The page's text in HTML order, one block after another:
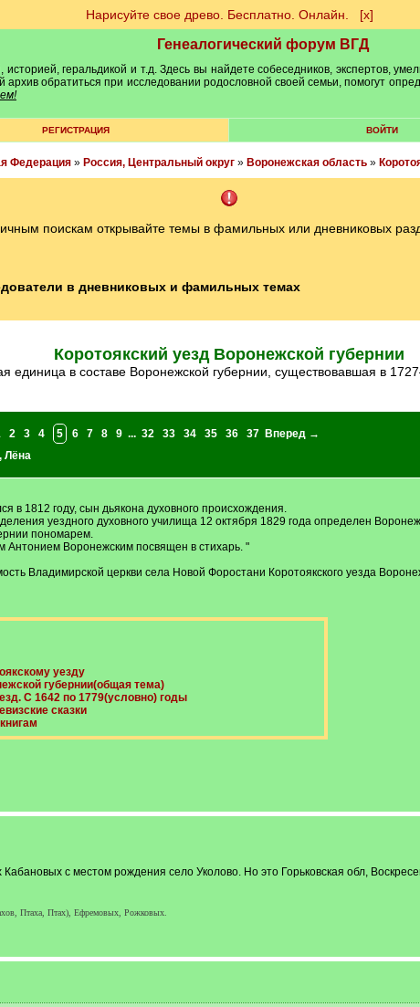
Нарисуйте свое древо. Бесплатно. Онлайн. [х]
Генеалогический форум ВГД
геральдикой и т.д. Здесь вы найдете собеседников, экспертов,
обратиться при исследовании родословной своей семьи, помогут
РЕГИСТРАЦИЯ ВОЙТИ
Федерация» Россия, Центральный округ» Воронежская область»
поискам открывайте темы в фамильных или дневниковых
в дневниковых и фамильных темах
Коротоякский уезд Воронежской губернии
единица в составе Воронежской губернии, существовавшая в
2 3 4 5 6 7 8 9 ... 32 33 34 35 36 37
Вперед →
Лёна
в 1812 году, сын дьякона духовного происхождения.
уездного духовного училища 12 октября 1829 года определен
пономарем.
Воронежским посвящен в стихарь. "
Владимирской церкви села Новой Форостани Коротоякского уезда
уезду
губернии(общая тема)
С 1642 по 1779(условно) годы
сказки
с местом рождения село Уколово. Но это Горьковская обл,
Птаха, Птах), Ефремовых, Рожковых.